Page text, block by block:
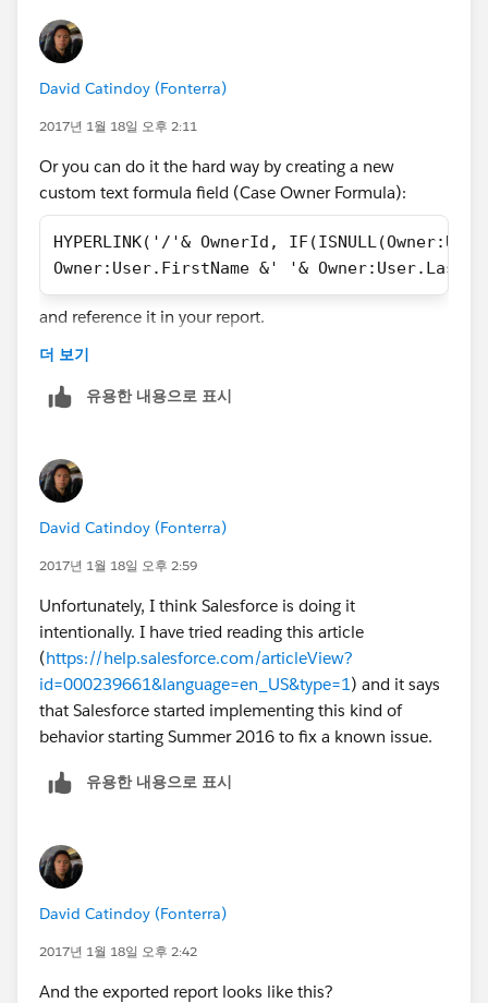
David Catindoy (Fonterra)
2017년 1월 18일 오후 2:11
Or you can do it the hard way by creating a new
custom text formula field (Case Owner Formula):
HYPERLINK('/'& OwnerId,
Owner:User.FirstName &' '&
and reference it in your report.
더 보기
유용한 내용으로 표시
David Catindoy (Fonterra)
2017년 1월 18일 오후 2:59
Unfortunately, I think Salesforce is doing it
intentionally. I have tried reading this article
(https://help.salesforce.com/articleView?
id=000239661&language=en_US&type=1) and it says
that Salesforce started implementing this kind of
behavior starting Summer 2016 to fix a known issue.
유용한 내용으로 표시
David Catindoy (Fonterra)
2017년 1월 18일 오후 2:42
And the exported report looks like this?